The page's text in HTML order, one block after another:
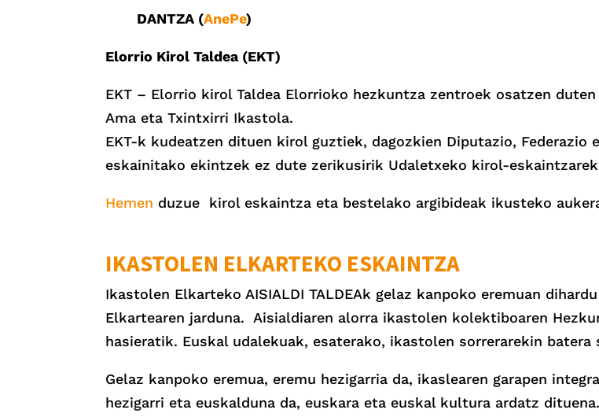
DANTZA (AnePe)
Elorrio Kirol Taldea (EKT)
EKT – Elorrio kirol Taldea Elorrioko hezkuntza zentroek osatzen
Ama eta Txintxirri Ikastola.
EKT-k kudeatzen dituen kirol guztiek, dagozkien Diputazio, Federazio
eskainitako ekintzek ez dute zerikusirik Udaletxeko kirol-
Hemen duzue kirol eskaintza eta bestelako argibideak ikusteko
IKASTOLEN ELKARTEKO ESKAINTZA
Ikastolen Elkarteko AISIALDI TALDEAk gelaz kanpoko eremuan
Elkartearen jarduna. Aisialdiaren alorra ikastolen kolektiboaren
hasieratik. Euskal udalekuak, esaterako, ikastolen sorrerarekin batera
Gelaz kanpoko eremua, eremu hezigarria da, ikaslearen garapen
hezigarri eta euskalduna da, euskara eta euskal kultura ardatz